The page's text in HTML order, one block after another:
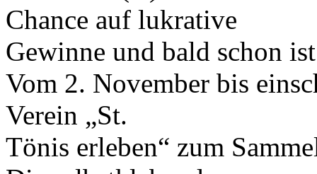
Chance auf lukrative
Gewinne und bald schon
Vom 2. November bis
Verein „St.
Tönis erleben“ zum